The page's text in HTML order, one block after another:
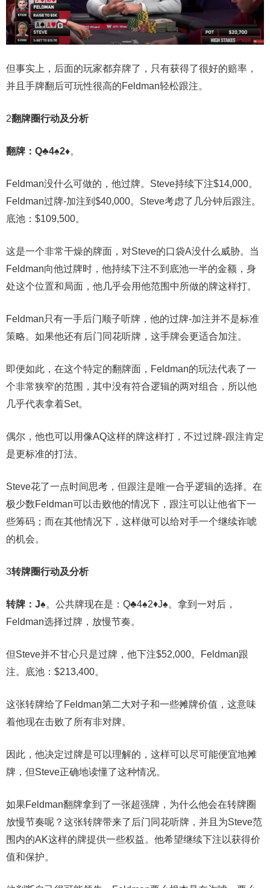
但事实上，后面的玩家都弃牌了，只有获得了很好的赔率，
并且手牌翻后可玩性很高的Feldman轻松跟注。
2翻牌圈行动及分析
翻牌：Q♣4♠2♦。
Feldman没什么可做的，他过牌。Steve持续下注$14,000。
Feldman过牌-加注到$40,000。Steve考虑了几分钟后跟注。
底池：$109,500。
这是一个非常干燥的牌面，对Steve的口袋A没什么威胁。当
Feldman向他过牌时，他持续下注不到底池一半的金额，身
处这个位置和局面，他几乎会用他范围中所做的牌这样打。
Feldman只有一手后门顺子听牌，他的过牌-加注并不是标准
策略。如果他还有后门同花听牌，这手牌会更适合加注。
即便如此，在这个特定的翻牌面，Feldman的玩法代表了一
个非常狭窄的范围，其中没有符合逻辑的两对组合，所以他
几乎代表拿着Set。
偶尔，他也可以用像AQ这样的牌这样打，不过过牌-跟注肯定
是更标准的打法。
Steve花了一点时间思考，但跟注是唯一合乎逻辑的选择。在
极少数Feldman可以击败他的情况下，跟注可以让他省下一
些筹码；而在其他情况下，这样做可以给对手一个继续诈唬
的机会。
3转牌圈行动及分析
转牌：J♠。公共牌现在是：Q♣4♠2♦J♠。拿到一对后，
Feldman选择过牌，放慢节奏。
但Steve并不甘心只是过牌，他下注$52,000。Feldman跟
注。底池：$213,400。
这张转牌给了Feldman第二大对子和一些摊牌价值，这意味
着他现在击败了所有非对牌。
因此，他决定过牌是可以理解的，这样可以尽可能便宜地摊
牌，但Steve正确地读懂了这种情况。
如果Feldman翻牌拿到了一张超强牌，为什么他会在转牌圈
放慢节奏呢？这张转牌带来了后门同花听牌，并且为Steve范
围内的AK这样的牌提供一些权益。他希望继续下注以获得价
值和保护。